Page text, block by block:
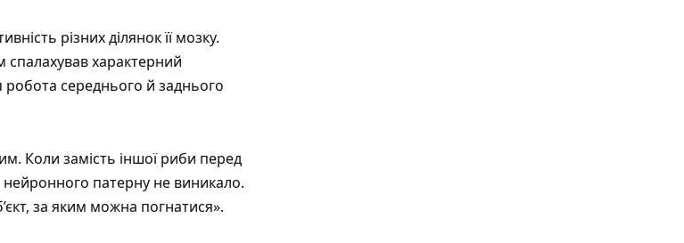
різних ділянок її мозку.
характерний
робота середнього й заднього
Коли замість іншої риби перед
нейронного патерну не виникало.
за яким можна погнатися».